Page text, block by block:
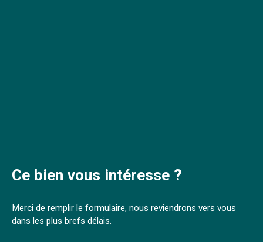
Ce bien vous intéresse ?
Merci de remplir le formulaire, nous reviendrons vers vous
dans les plus brefs délais.